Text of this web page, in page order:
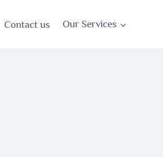
Contact us Our Services